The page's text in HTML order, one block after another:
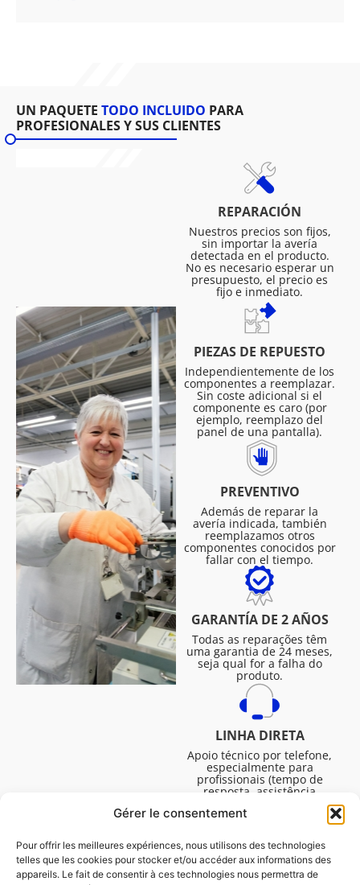
Gérer le consentement
Pour offrir les meilleures expériences, nous utilisons des technologies
telles que les cookies pour stocker et/ou accéder aux informations des
appareils. Le fait de consentir à ces technologies nous permettra de
UN PAQUETE TODO INCLUIDO PARA
PROFESIONALES Y SUS CLIENTES
REPARACIÓN
Nuestros precios son fijos,
sin importar la avería
detectada en el producto.
No es necesario esperar un
presupuesto, el precio es
fijo e inmediato.
PIEZAS DE REPUESTO
Independientemente de los
componentes a reemplazar.
Sin coste adicional si el
componente es caro (por
ejemplo, reemplazo del
panel de una pantalla).
PREVENTIVO
Además de reparar la
avería indicada, también
reemplazamos otros
componentes conocidos por
fallar con el tiempo.
GARANTÍA DE 2 AÑOS
Todas as reparações têm
uma garantia de 24 meses,
seja qual for a falha do
produto.
LINHA DIRETA
Apoio técnico por telefone,
especialmente para
profissionais (tempo de
resposta, assistência
técnica, etc.). De segunda a
sexta-feira, das 08:30 às